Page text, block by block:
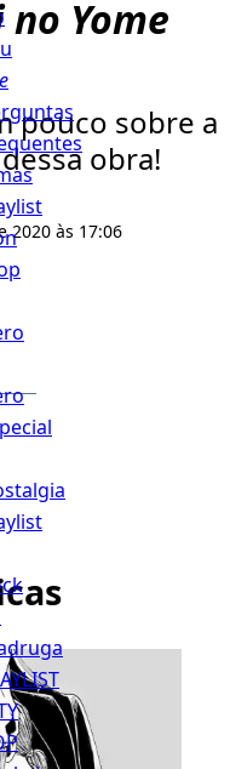
Yome
pouco sobre a
obra!
2020 às 17:06